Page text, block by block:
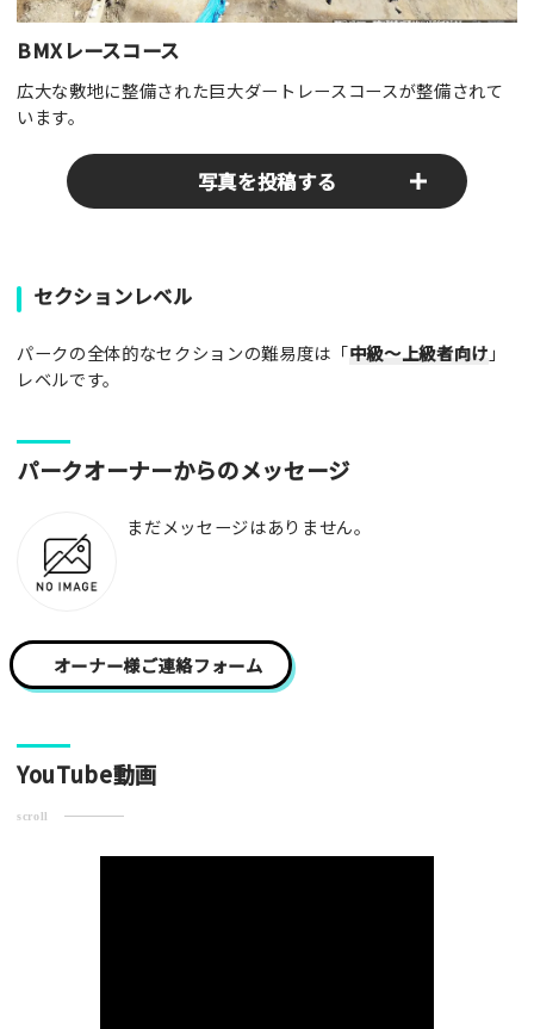
BMXレースコース
広大な敷地に整備された巨大ダートレースコースが整備されて
います。
写真を投稿する
パークやスポットの写真をぜひお送りください！あなたの写真
がみんなの参考となります！
写真
[text photo1alt placeholder "写真の解説※任意]
写真
[text photo3alt placeholder "写真の解説※任意]
セクションレベル
パークの全体的なセクションの難易度は「中級～上級者向け 」
レベルです。
パークオーナーからのメッセージ
まだメッセージはありません。
オーナー様ご連絡フォーム
YouTube動画
scroll